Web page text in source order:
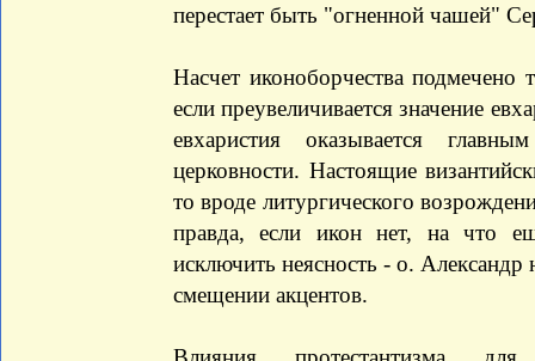
перестает быть "огненной чашей"
Насчет иконоборчества подмечено
если преувеличивается значение
евхаристия оказывается
церковности. Настоящие
то вроде литургического
правда, если икон нет, на что
исключить неясность - о.
смещении акцентов.